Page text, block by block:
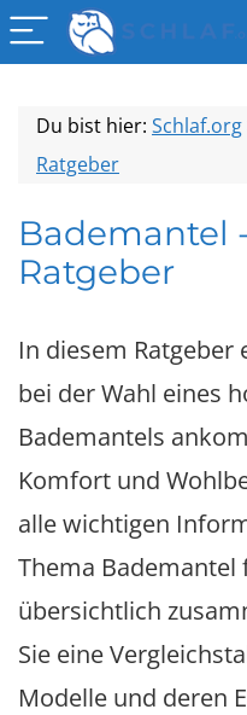
Du bist hier: Schlaf.org
Ratgeber
Bademantel
Ratgeber
In diesem Ratgeber
bei der Wahl eines
Bademantels
Komfort und
alle wichtigen
Thema
übersichtlich
Sie eine
Modelle und deren